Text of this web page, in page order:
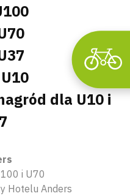
dla U10 i
i U70
Hotelu Anders